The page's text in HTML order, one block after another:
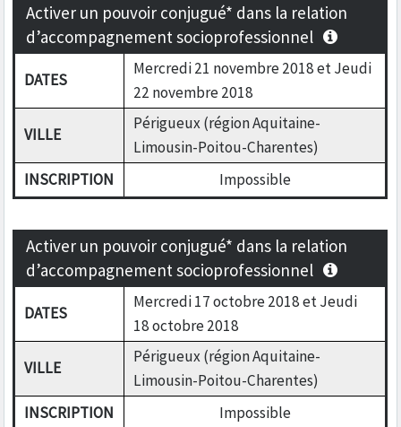
Activer un pouvoir conjugué* dans la relation
d’accompagnement socioprofessionnel
DATES
Mercredi 21 novembre 2018 et Jeudi
22 novembre 2018
VILLE
Périgueux (région Aquitaine-
Limousin-Poitou-Charentes)
INSCRIPTION
Impossible
Activer un pouvoir conjugué* dans la relation
d’accompagnement socioprofessionnel
DATES
Mercredi 17 octobre 2018 et Jeudi
18 octobre 2018
VILLE
Périgueux (région Aquitaine-
Limousin-Poitou-Charentes)
INSCRIPTION
Impossible